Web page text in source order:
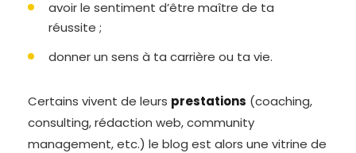
avoir le sentiment d’être maître de ta
réussite ;
donner un sens à ta carrière ou ta vie.
Certains vivent de leurs prestations (coaching,
consulting, rédaction web, community
management, etc.) le blog est alors une vitrine de